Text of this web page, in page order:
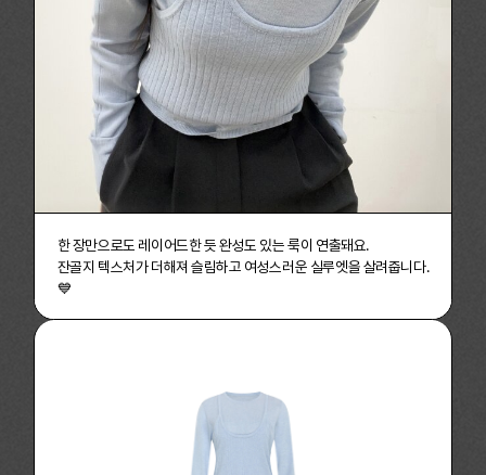
한 장만으로도 레이어드한 듯 완성도 있는 룩이 연출돼요.
잔골지 텍스처가 더해져 슬림하고 여성스러운 실루엣을 살려줍니다.
💙